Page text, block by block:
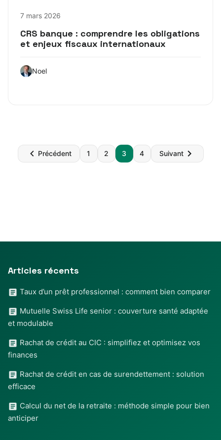
7 mars 2026
CRS banque : comprendre les obligations
et enjeux fiscaux internationaux
Noel
Pagination
des
Précédent 1 2 3 4 Suivant
Articles récents
Taux d’un prêt professionnel : comment bien comparer
Mutuelle Swiss Life senior : couverture santé adaptée
et modulable
Rachat de crédit au CIC : simplifiez et optimisez vos
finances
Rachat de crédit en cas de surendettement : solution
efficace
Calcul du net de la retraite : méthode simple pour bien
anticiper